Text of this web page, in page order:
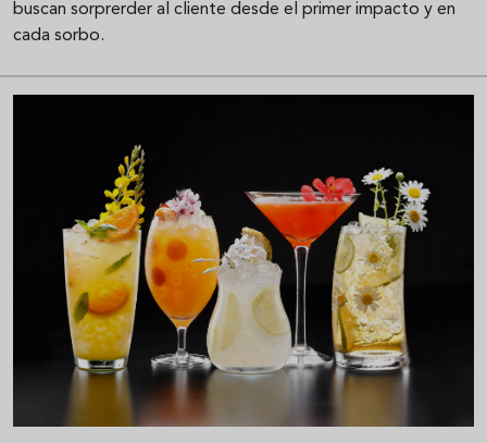
buscan sorprerder al cliente desde el primer impacto y en
cada sorbo.